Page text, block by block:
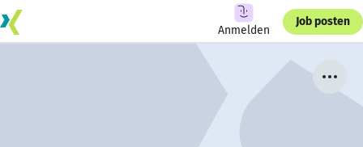
Anmelden
Job posten